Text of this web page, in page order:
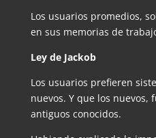
Los usuarios promedios,
en sus memorias de
Ley de Jackob
Los usuarios prefieren
nuevos. Y que los nuevos,
antiguos conocidos.